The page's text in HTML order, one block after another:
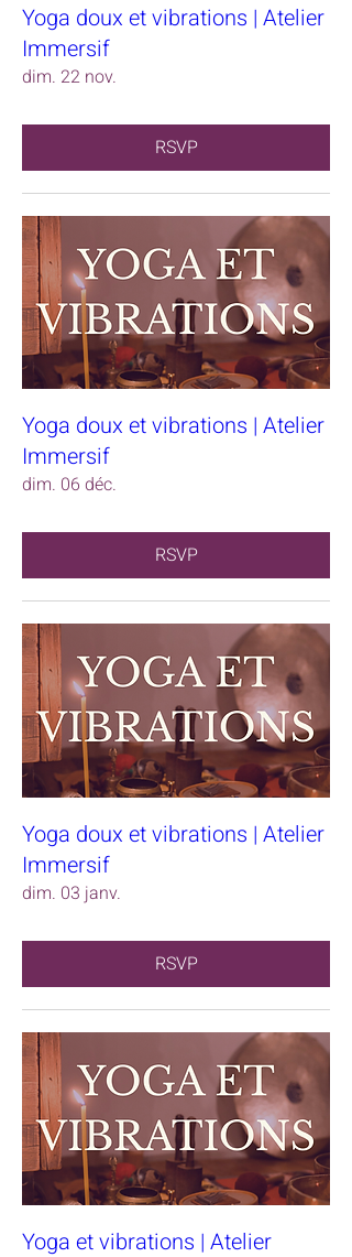
Yoga doux et vibrations | Atelier
Immersif
dim. 22 nov.
RSVP
Yoga doux et vibrations | Atelier
Immersif
dim. 06 déc.
RSVP
Yoga doux et vibrations | Atelier
Immersif
dim. 03 janv.
RSVP
Yoga et vibrations | Atelier